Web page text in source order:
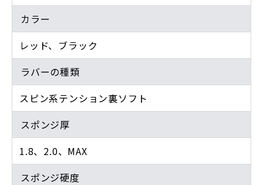
カラー
レッド、ブラック
ラバーの種類
スピン系テンション裏ソフト
スポンジ厚
1.8、2.0、MAX
スポンジ硬度